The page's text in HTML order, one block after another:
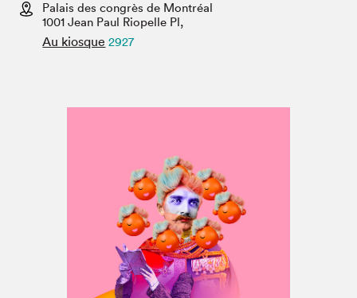
Espace médias
Palais des congrès de Montréal
1001 Jean Paul Riopelle Pl,
Au kiosque 2927